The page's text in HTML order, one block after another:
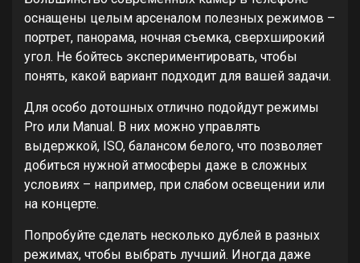
оснащены целым арсеналом полезных режимов –
портрет, панорама, ночная съемка, сверхширокий
угол. Не бойтесь экспериментировать, чтобы
понять, какой вариант подходит для вашей задачи.
Для особо дотошных отлично подойдут режимы
Pro или Manual. В них можно управлять
выдержкой, ISO, балансом белого, что позволяет
добиться нужной атмосферы даже в сложных
условиях – например, при слабом освещении или
на концерте.
Попробуйте сделать несколько дублей в разных
режимах, чтобы выбрать лучший. Иногда даже